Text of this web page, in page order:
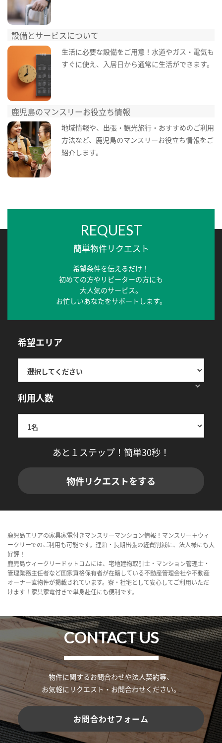
設備とサービスについて
生活に必要な設備をご用意！水道やガス・電気も
すぐに使え、入居日から通常に生活ができます。
鹿児島のマンスリーお役立ち情報
地域情報や、出張・観光旅行・おすすめのご利用
方法など、鹿児島のマンスリーお役立ち情報をご
紹介します。
REQUEST
簡単物件リクエスト
希望条件を伝えるだけ！
初めての方やリピーターの方にも
大人気のサービス。
お忙しいあなたをサポートします。
希望エリア
利用人数
あと１ステップ！簡単30秒！
物件リクエストをする
鹿児島エリアの家具家電付きマンスリーマンション情報！マンスリー＋ウィ
ークリーでのご利用も可能です。連泊・長期出張の経費削減に、法人様にも大
好評！
鹿児島ウィークリードットコムには、宅地建物取引士・マンション管理士・
管理業務主任者など国家資格保有者が在籍している不動産管理会社や不動産
オーナー直物件が掲載されています。寮・社宅として安心してご利用いただ
けます！家具家電付きで単身赴任にも便利です。
CONTACT US
物件に関するお問合わせや法人契約等、
お気軽にリクエスト・お問合わせください。
お問合わせフォーム